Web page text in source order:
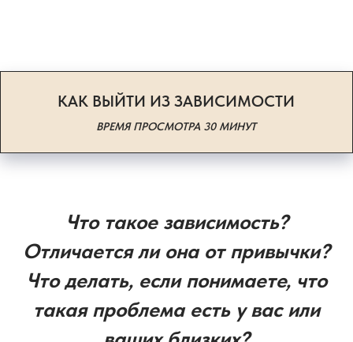
КАК ВЫЙТИ ИЗ ЗАВИСИМОСТИ
ВРЕМЯ ПРОСМОТРА 30 МИНУТ
Что такое зависимость?
Отличается ли она от привычки?
Что делать, если понимаете, что
такая проблема есть у вас или